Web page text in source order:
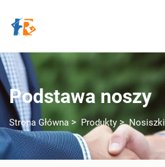
Podstawa noszy
Strona Główna > Produkty >Nosiszki